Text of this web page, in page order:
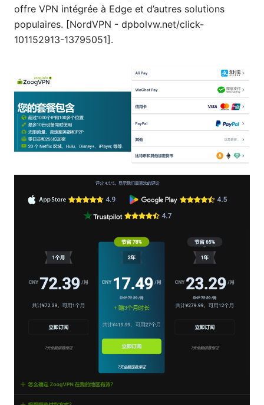
offre VPN intégrée à Edge et d’autres solutions
populaires. [NordVPN - dpbolvw.net/click-
101152913-13795051].